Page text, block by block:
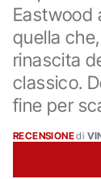
Eastwood
quella
rinascita
classico.
fine per
RECENSIONEdi